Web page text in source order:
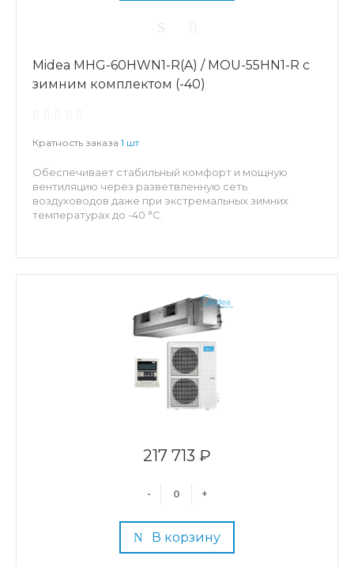
Midea MHG-60HWN1-R(A) / MOU-55HN1-R с
зимним комплектом (-40)
Кратность заказа 1 шт
Обеспечивает стабильный комфорт и мощную
вентиляцию через разветвленную сеть
воздуховодов даже при экстремальных зимних
температурах до -40 °C.
217 713 ₽
- +
В корзину